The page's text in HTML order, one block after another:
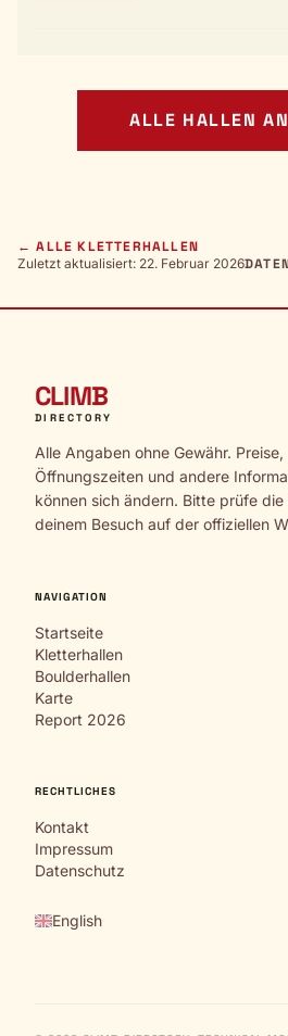
ALLE HALLEN
← ALLE KLETTERHALLEN
Zuletzt aktualisiert: 22. Februar 2026
CLIMB
DIRECTORY
Alle Angaben ohne Gewähr. Preise,
Öffnungszeiten und andere
können sich ändern. Bitte prüfe
deinem Besuch auf der offiziellen
NAVIGATION
Startseite
Kletterhallen
Boulderhallen
Karte
Report 2026
RECHTLICHES
Kontakt
Impressum
Datenschutz
English